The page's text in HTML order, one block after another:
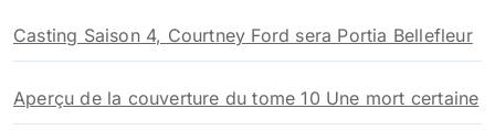
Casting Saison 4, Courtney Ford sera Portia Bellefleur
Aperçu de la couverture du tome 10 Une mort certaine